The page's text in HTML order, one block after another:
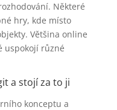
Některé
hry, kde místo
Většina online
uspokojí různé
a stojí za to ji
konceptu a